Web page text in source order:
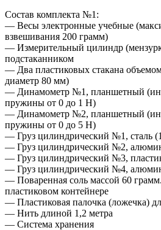
Состав комплекта №1:
— Весы электронные учебные
взвешивания 200 грамм)
— Измерительный цилиндр
подстаканником
— Два пластиковых стакана
диаметр 80 мм)
— Динамометр №1, планшетный
пружины от 0 до 1 Н)
— Динамометр №2, планшетный
пружины от 0 до 5 Н)
— Груз цилиндрический №1, сталь
— Груз цилиндрический №2,
— Груз цилиндрический №3,
— Груз цилиндрический №4,
— Поваренная соль массой 60
пластиковом контейнере
— Пластиковая палочка (ложечка)
— Нить длиной 1,2 метра
— Система хранения